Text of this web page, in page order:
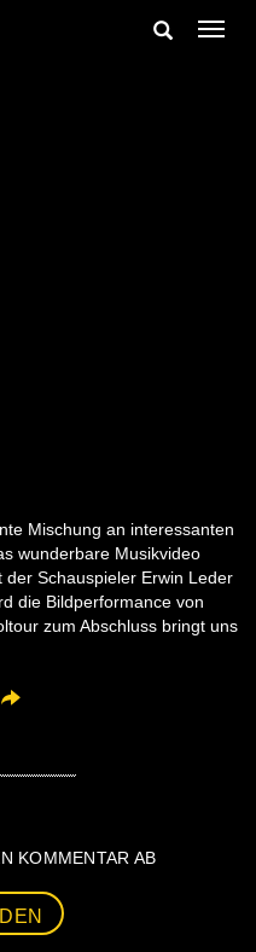
Suche
Mischung an interessanten
wunderbare Musikvideo
Schauspieler Erwin Leder
die Bildperformance von
zum Abschluss bringt uns
KOMMENTAR AB